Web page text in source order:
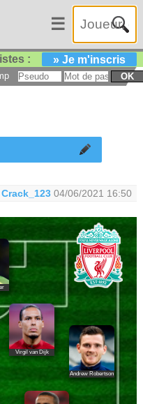
☰
: » Je m'inscris
: OK
Crack_123 04/06/2021 16:50
Virgil van Dijk
Andrew Robertson